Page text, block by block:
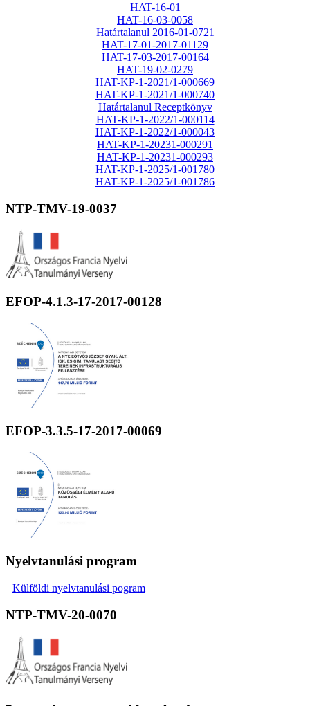
HAT-16-01
HAT-16-03-0058
Határtalanul 2016-01-0721
HAT-17-01-2017-01129
HAT-17-03-2017-00164
HAT-19-02-0279
HAT-KP-1-2021/1-000669
HAT-KP-1-2021/1-000740
Határtalanul Receptkönyv
HAT-KP-1-2022/1-000114
HAT-KP-1-2022/1-000043
HAT-KP-1-20231-000291
HAT-KP-1-20231-000293
HAT-KP-1-2025/1-001780
HAT-KP-1-2025/1-001786
NTP-TMV-19-0037
EFOP-4.1.3-17-2017-00128
EFOP-3.3.5-17-2017-00069
Nyelvtanulási program
Külföldi nyelvtanulási pogram
NTP-TMV-20-0070